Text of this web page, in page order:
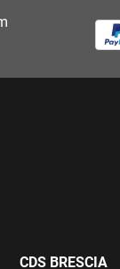
CDS BRESCIA